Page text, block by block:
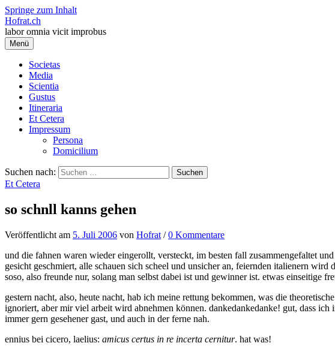
Springe zum Inhalt
Hofrat.ch
labor omnia vicit improbus
Menü
Societas
Media
Scientia
Gustus
Itineraria
Et Cetera
Impressum
Persona
Domicilium
Suchen nach:
Et Cetera
so schnll kanns gehen
Veröffentlicht am 5. Juli 2006 von Hofrat /0 Kommentare
und die fahnen waren wieder eingerollt, versteckt, im besten fall zusammengefaltet
gesicht geschmiert, alle schauen sich scheel und unsicher an, feiernden italienern wird
soso, also freunde nur, solang man selbst dabei ist und gewinner ist. etwas einseitige
gestern nacht, also, heute nacht, hab ich meine rettung bekommen, was die
ignoriert, aber mir viel arbeit wird abnehmen können. dankedankedanke! gut, dass
immer gern gesehener gast, und auch in der ferne nah.
ennius bei cicero, laelius: amicus certus in re incerta cernitur. hat was!